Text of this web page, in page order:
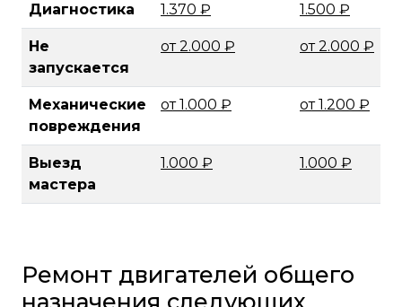
Диагностика 1.370 ₽ 1.500 ₽
Не
запускается
от 2.000 ₽ от 2.000 ₽
Механические
повреждения
от 1.000 ₽ от 1.200 ₽
Выезд
мастера
1.000 ₽ 1.000 ₽
Ремонт двигателей общего